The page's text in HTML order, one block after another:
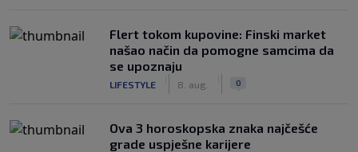
Flert tokom kupovine: Finski market
našao način da pomogne samcima da
se upoznaju
LIFESTYLE 8. aug. 0
Ova 3 horoskopska znaka najčešće
grade uspješne karijere